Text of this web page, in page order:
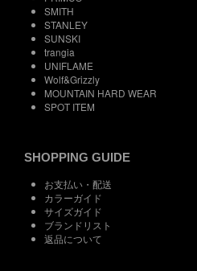
SMITH
STANLEY
SUNSKI
trangia
UNIFLAME
Wolf&Grizzly
MOUNTAIN HARD WEAR
SPOT ITEM
SHOPPING GUIDE
お支払い・配送
カラーガイド
サイズガイド
ブランドリスト
返品について